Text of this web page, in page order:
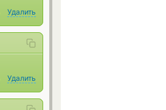
Удалить
Удалить